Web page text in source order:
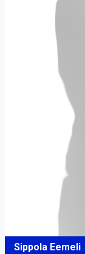
Sippola Eemeli